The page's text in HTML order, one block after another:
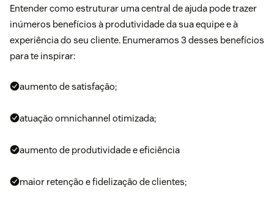
Entender como estruturar uma central de ajuda pode trazer
inúmeros benefícios à produtividade da sua equipe e à
experiência do seu cliente. Enumeramos 3 desses benefícios
para te inspirar:
aumento de satisfação;
atuação omnichannel otimizada;
aumento de produtividade e eficiência
maior retenção e fidelização de clientes;